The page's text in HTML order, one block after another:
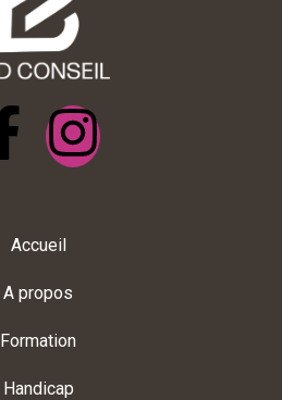
Accueil
A propos
Formation
Handicap